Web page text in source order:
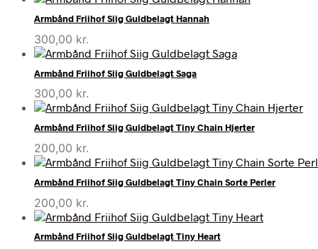
Armbånd Friihof Siig Guldbelagt Hannah
300,00 kr.
Armbånd Friihof Siig Guldbelagt Saga
300,00 kr.
Armbånd Friihof Siig Guldbelagt Tiny Chain Hjerter
200,00 kr.
Armbånd Friihof Siig Guldbelagt Tiny Chain Sorte Perler
200,00 kr.
Armbånd Friihof Siig Guldbelagt Tiny Heart